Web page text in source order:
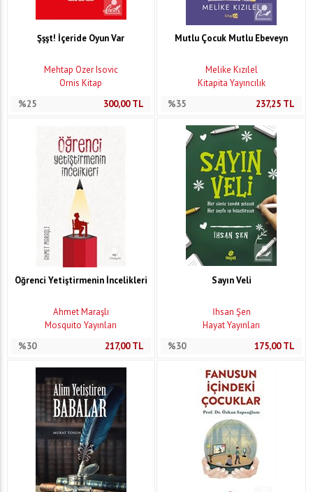
Şşşt! İçeride Oyun Var
Mehtap Özer Isovic
Ornis Kitap
%25
300,00TL
Mutlu Çocuk Mutlu Ebeveyn
Melike Kızılel
Kitapita Yayıncılık
%35
237,25 TL
Öğrenci Yetiştirmenin İncelikleri
Ahmet Maraşlı
Mosquito Yayınları
%30
217,00TL
Sayın Veli
İhsan Şen
Hayat Yayınları
%30
175,00TL